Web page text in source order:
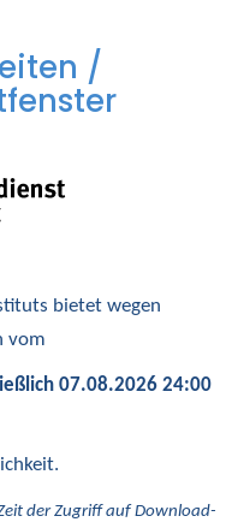
/
bietet wegen
vom
07.08.2026 24:00
der Zugriff auf Download-